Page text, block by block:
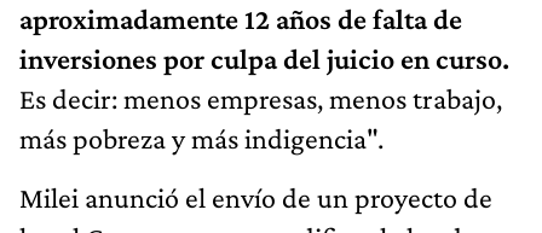
aproximadamente 12 años de falta de
inversiones por culpa del juicio en curso.
Es decir: menos empresas, menos trabajo,
más pobreza y más indigencia".
Milei anunció el envío de un proyecto de